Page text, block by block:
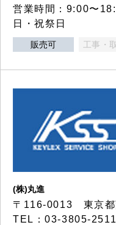
営業時間：9:00〜
日・祝祭日
販売可 工事・
(株)丸進
〒116-0013 東京都
TEL：03-3805-